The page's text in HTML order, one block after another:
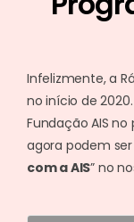
Infelizmente, a
no início de
Fundação AIS
agora podem
com a AIS” no